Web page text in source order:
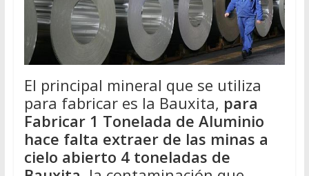
El principal mineral que se utiliza
para fabricar es la Bauxita, para
Fabricar 1 Tonelada de Aluminio
hace falta extraer de las minas a
cielo abierto 4 toneladas de